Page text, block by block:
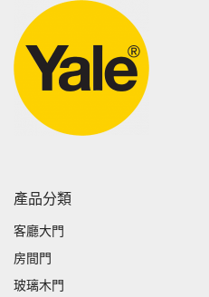
產品分類
客廳大門
房間門
玻璃木門